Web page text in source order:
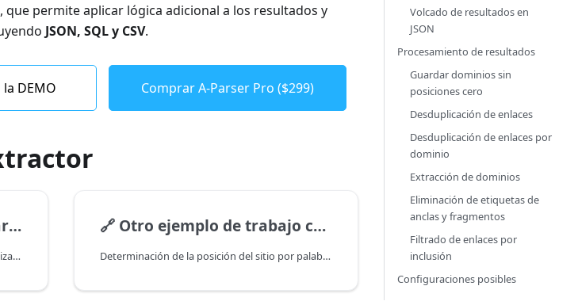
, que permite aplicar lógica adicional a los resultados y
JSON, SQL y CSV.
DEMO Comprar A-Parser Pro ($299)
Ejemplo de trabajo con la API de A-Parser utilizando el extractor de posiciones SE::Google::Position
🔗 Otro ejemplo de trabajo con SE::Google::Position
Determinación de la posición del sitio por palabra clave, tal como en el navegador del usuario
Volcado de resultados en
JSON
Procesamiento de resultados
Guardar dominios sin
posiciones cero
Desduplicación de enlaces
Desduplicación de enlaces por
dominio
Extracción de dominios
Eliminación de etiquetas de
anclas y fragmentos
Filtrado de enlaces por
inclusión
Configuraciones posibles